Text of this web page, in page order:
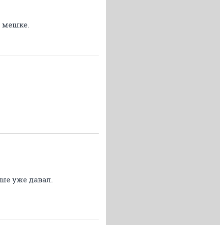
мешке.
уже давал.